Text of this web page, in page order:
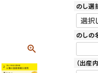
のし選
のしの
（出産